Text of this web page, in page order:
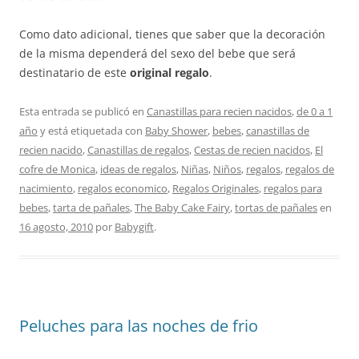
Como dato adicional, tienes que saber que la decoración
de la misma dependerá del sexo del bebe que será
destinatario de este original regalo.
Esta entrada se publicó en Canastillas para recien nacidos,de 0 a 1
año y está etiquetada con Baby Shower, bebes,canastillas de
recien nacido,Canastillas de regalos,Cestas de recien nacidos, El
cofre de Monica, ideas de regalos, Niñas, Niños, regalos, regalos de
nacimiento, regalos economico, Regalos Originales, regalos para
bebes,tarta de pañales,The Baby Cake Fairy,tortas de pañalesen
16 agosto, 2010 por Babygift.
Peluches para las noches de frio